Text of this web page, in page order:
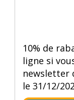
10% de
ligne si
newsletter
le 31/12/